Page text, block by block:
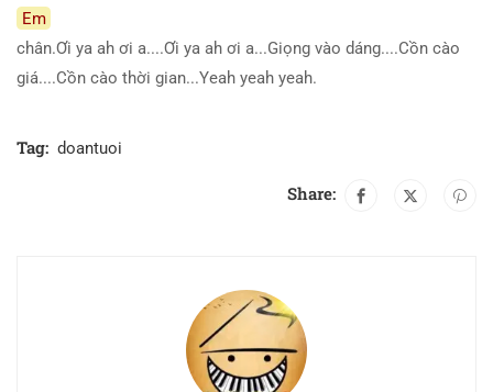
Em
chân.Ơi ya ah ơi a....Ơi ya ah ơi a...Giọng vào dáng....Cồn cào
giá....Cồn cào thời gian...Yeah yeah yeah.
Tag: doantuoi
Share: